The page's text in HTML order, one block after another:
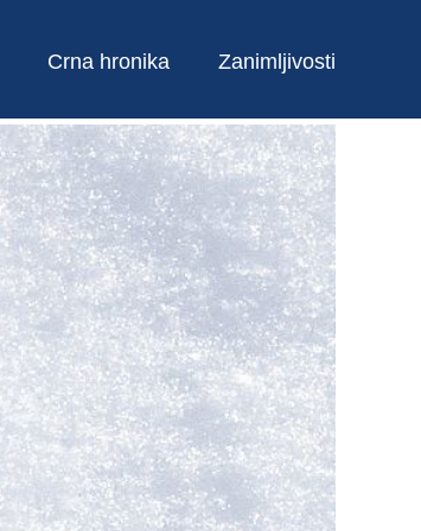
Crna hronika Zanimljivosti